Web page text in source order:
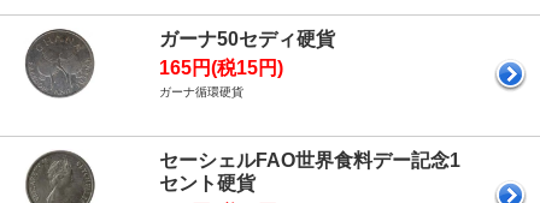
ガーナ50セディ硬貨
165円(税15円)
ガーナ循環硬貨
セーシェルFAO世界食料デー記念1
セント硬貨